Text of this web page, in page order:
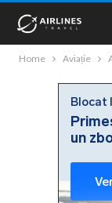
Home Aviație